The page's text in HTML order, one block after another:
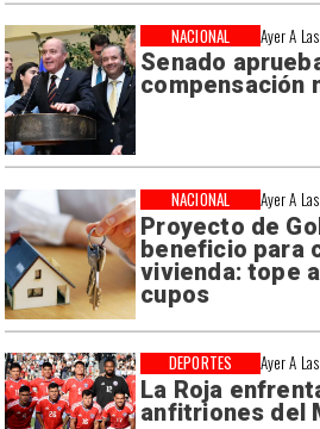
Ayer A
Senado
compensación
NACIONAL
Ayer A
Proyecto de
beneficio para
vivienda: tope a
cupos
NACIONAL
Ayer A
La Roja
anfitriones del
DEPORTES